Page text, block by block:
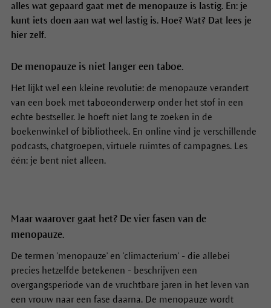
alles wat gepaard gaat met de menopauze is lastig. En: je
kunt iets doen aan wat wel lastig is. Hoe? Wat? Dat lees je
hier zelf.
De menopauze is niet langer een taboe.
Het lijkt wel een kleine revolutie: de menopauze verandert
van een boek met taboeonderwerp onder het stof in een
echte bestseller. Je hoeft niet lang te zoeken in de
boekenwinkel of bibliotheek. En online vind je verschillende
podcasts, chatgroepen, virtuele ruimtes of campagnes. Les
één: je bent niet alleen.
Maar waarover gaat het? De vier fasen van de
menopauze.
De termen 'menopauze' en 'climacterium' - die allebei
precies hetzelfde betekenen - beschrijven een
overgangsperiode van de vruchtbare jaren in het leven van
een vrouw naar een fase daarna. De menopauze wordt